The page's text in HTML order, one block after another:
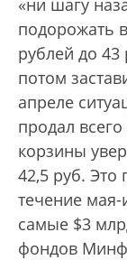
подорожать
рублей до
потом
апреле
продал
корзины
42,5 руб. Это
течение
самые $3
фондов